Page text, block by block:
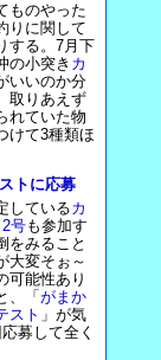
ものやった
りに関して
する。7月下
の小突き カ
いいのか分
取りあえず
れていた物
けて3種類ほ
トに応募
しているカ
号も参加す
をみること
大変そぉ～
可能性あり
、「 がまか
スト 」が気
募して全く